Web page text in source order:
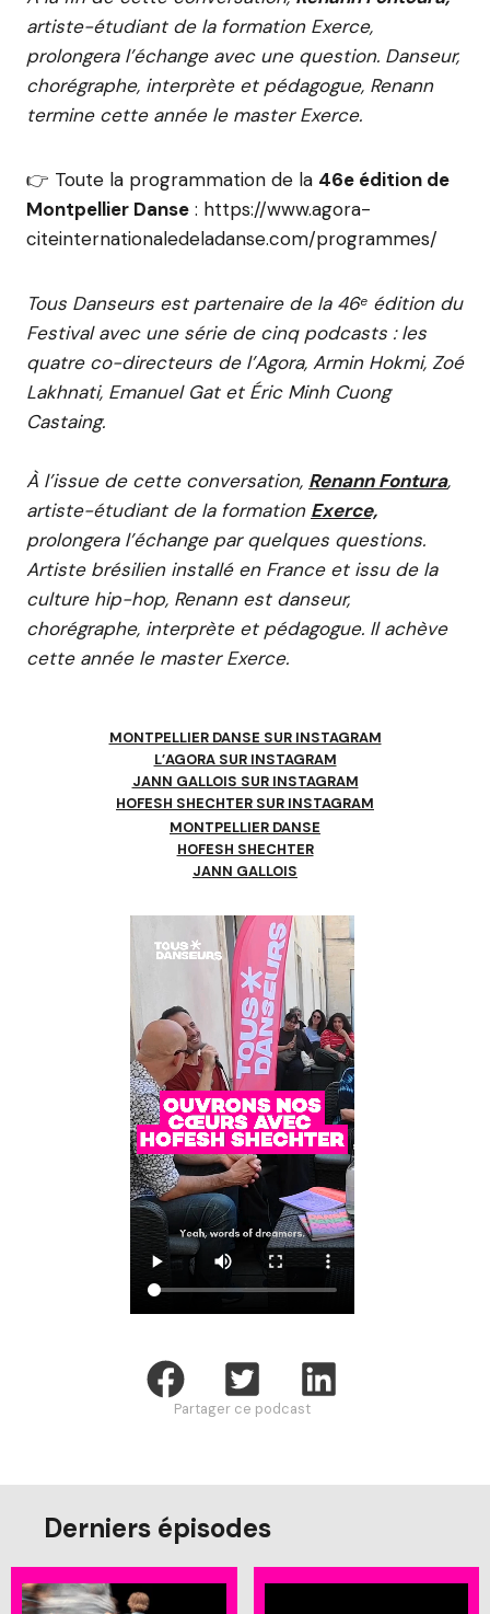
artiste-étudiant de la formation Exerce,
prolongera l’échange avec une question. Danseur,
chorégraphe, interprète et pédagogue, Renann
termine cette année le master Exerce.
👉 Toute la programmation de la 46e édition de
Montpellier Danse : https://www.agora-
citeinternationaledeladanse.com/programmes/
Tous Danseurs est partenaire de la 46ᵉ édition du
Festival avec une série de cinq podcasts : les
quatre co-directeurs de l’Agora, Armin Hokmi, Zoé
Lakhnati, Emanuel Gat et Éric Minh Cuong
Castaing.
À l’issue de cette conversation, Renann Fontura,
artiste-étudiant de la formation Exerce,
prolongera l’échange par quelques questions.
Artiste brésilien installé en France et issu de la
culture hip-hop, Renann est danseur,
chorégraphe, interprète et pédagogue. Il achève
cette année le master Exerce.
MONTPELLIER DANSE SUR INSTAGRAM
L’AGORA SUR INSTAGRAM
JANN GALLOIS SUR INSTAGRAM
HOFESH SHECHTER SUR INSTAGRAM
MONTPELLIER DANSE
HOFESH SHECHTER
JANN GALLOIS
Partager ce podcast
Derniers épisodes